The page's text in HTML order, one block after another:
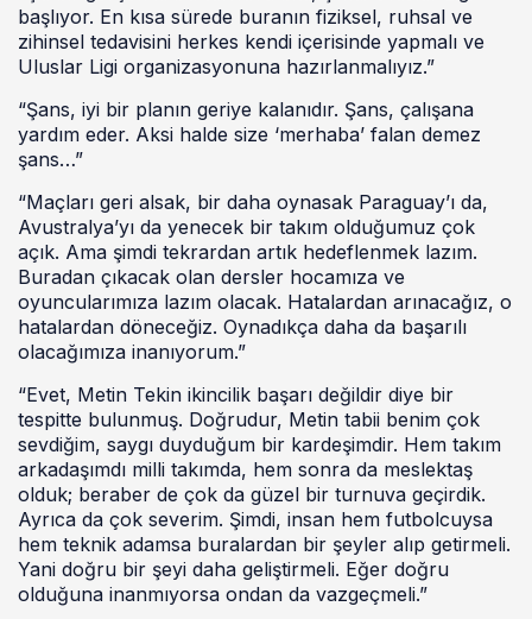
başlıyor. En kısa sürede buranın fiziksel, ruhsal ve
zihinsel tedavisini herkes kendi içerisinde yapmalı ve
Uluslar Ligi organizasyonuna hazırlanmalıyız.”
“Şans, iyi bir planın geriye kalanıdır. Şans, çalışana
yardım eder. Aksi halde size ‘merhaba’ falan demez
şans…”
“Maçları geri alsak, bir daha oynasak Paraguay’ı da,
Avustralya’yı da yenecek bir takım olduğumuz çok
açık. Ama şimdi tekrardan artık hedeflenmek lazım.
Buradan çıkacak olan dersler hocamıza ve
oyuncularımıza lazım olacak. Hatalardan arınacağız, o
hatalardan döneceğiz. Oynadıkça daha da başarılı
olacağımıza inanıyorum.”
“Evet, Metin Tekin ikincilik başarı değildir diye bir
tespitte bulunmuş. Doğrudur, Metin tabii benim çok
sevdiğim, saygı duyduğum bir kardeşimdir. Hem takım
arkadaşımdı milli takımda, hem sonra da meslektaş
olduk; beraber de çok da güzel bir turnuva geçirdik.
Ayrıca da çok severim. Şimdi, insan hem futbolcuysa
hem teknik adamsa buralardan bir şeyler alıp getirmeli.
Yani doğru bir şeyi daha geliştirmeli. Eğer doğru
olduğuna inanmıyorsa ondan da vazgeçmeli.”